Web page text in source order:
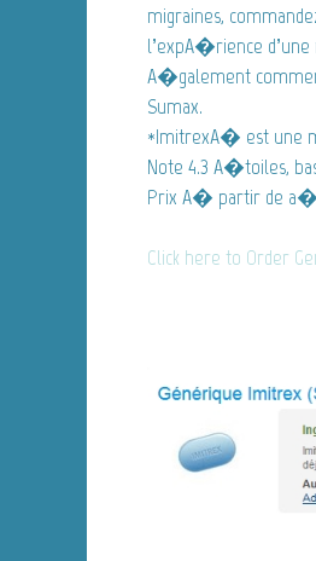
migraines,
l’expA�rience
A�galement
Sumax.
*ImitrexA� est une
Note 4.3 A�toiles,
Prix A� partir de
Click here to Order